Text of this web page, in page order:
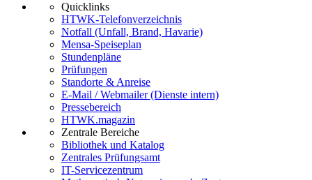
Quicklinks
HTWK-Telefonverzeichnis
Notfall (Unfall, Brand, Havarie)
Mensa-Speiseplan
Stundenpläne
Prüfungen
Standorte & Anreise
E-Mail / Webmailer (Dienste intern)
Pressebereich
HTWK.magazin
Zentrale Bereiche
Bibliothek und Katalog
Zentrales Prüfungsamt
IT-Servicezentrum